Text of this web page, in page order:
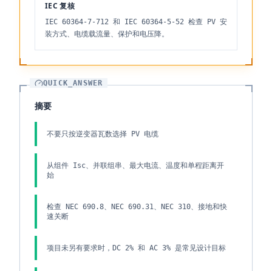
IEC 复核
IEC 60364-7-712 和 IEC 60364-5-52 检查 PV 安
装方式、电缆载流量、保护和电压降。
QUICK_ANSWER
摘要
不要只按逆变器瓦数选择 PV 电缆
从组件 Isc、并联组串、最大电流、温度和单程距离开
始
检查 NEC 690.8、NEC 690.31、NEC 310、接地和快
速关断
项目未另有要求时，DC 2% 和 AC 3% 是常见设计目标